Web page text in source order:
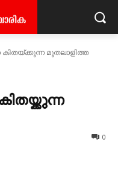
മുതലാളിത്ത
0